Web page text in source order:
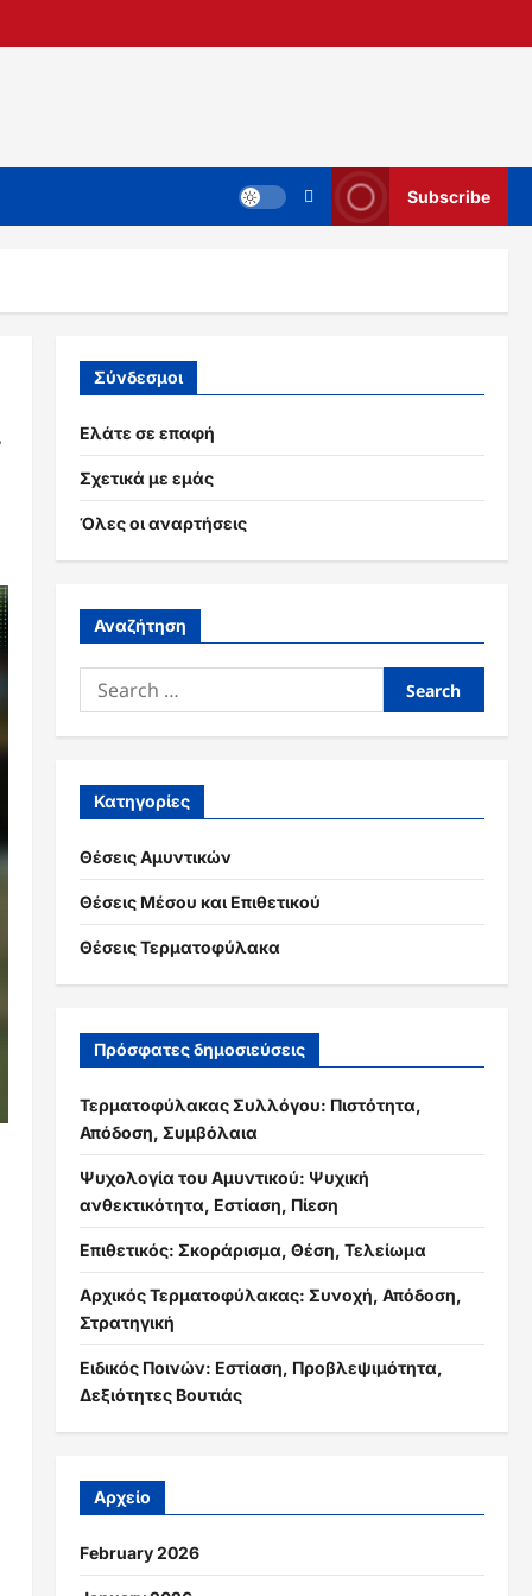
Subscribe
Σύνδεσμοι
Ελάτε σε επαφή
Σχετικά με εμάς
Όλες οι αναρτήσεις
Αναζήτηση
Search
for:
Κατηγορίες
Θέσεις Αμυντικών
Θέσεις Μέσου και Επιθετικού
Θέσεις Τερματοφύλακα
Πρόσφατες δημοσιεύσεις
Τερματοφύλακας Συλλόγου: Πιστότητα,
Απόδοση, Συμβόλαια
Ψυχολογία του Αμυντικού: Ψυχική
ανθεκτικότητα, Εστίαση, Πίεση
Επιθετικός: Σκοράρισμα, Θέση, Τελείωμα
Αρχικός Τερματοφύλακας: Συνοχή, Απόδοση,
Στρατηγική
Ειδικός Ποινών: Εστίαση, Προβλεψιμότητα,
Δεξιότητες Βουτιάς
Αρχείο
February 2026